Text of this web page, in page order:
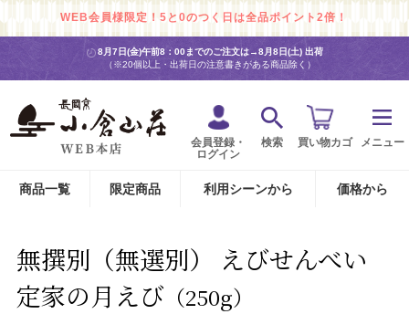
WEB会員様限定！5と0のつく日は全品ポイント2倍！
8月7日(金)午前8：00までのご注文は→8月8日(土) 出荷
（※20個以上・出荷日の注意書きがある商品除く）
会員登録・
ログイン
検索 買い物カゴ メニュー
商品一覧 限定商品 利用シーンから 価格から
無撰別（無選別） えびせんべい
定家の月えび （250g）